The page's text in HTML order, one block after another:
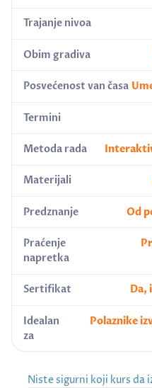
Trajanje nivoa
Obim gradiva
Posvećenost van časa
Termini
Metoda rada
Materijali
Predznanje Od
Praćenje
napretka
Sertifikat Da,
Idealan
za
Polaznike
Niste sigurni koji kurs